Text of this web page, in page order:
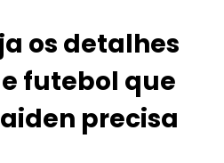
os detalhes
futebol que
precisa